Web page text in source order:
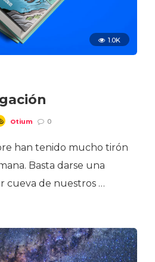
1.0K
Otium 0
han tenido mucho tirón
Basta darse una
cueva de nuestros …